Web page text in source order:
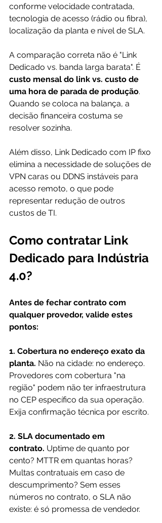
conforme velocidade contratada,
tecnologia de acesso (rádio ou fibra),
localização da planta e nível de SLA.
A comparação correta não é "Link
Dedicado vs. banda larga barata". É
custo mensal do link vs. custo de
uma hora de parada de produção.
Quando se coloca na balança, a
decisão financeira costuma se
resolver sozinha.
Além disso, Link Dedicado com IP fixo
elimina a necessidade de soluções de
VPN caras ou DDNS instáveis para
acesso remoto, o que pode
representar redução de outros
custos de TI.
Como contratar Link
Dedicado para Indústria
4.0?
Antes de fechar contrato com
qualquer provedor, valide estes
pontos:
1. Cobertura no endereço exato da
planta. Não na cidade: no endereço.
Provedores com cobertura "na
região" podem não ter infraestrutura
no CEP específico da sua operação.
Exija confirmação técnica por escrito.
2. SLA documentado em
contrato. Uptime de quanto por
cento? MTTR em quantas horas?
Multas contratuais em caso de
descumprimento? Sem esses
números no contrato, o SLA não
existe: é só promessa de vendedor.